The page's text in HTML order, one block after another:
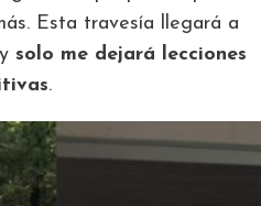
Esta travesía llegará a
solo me dejará lecciones
.